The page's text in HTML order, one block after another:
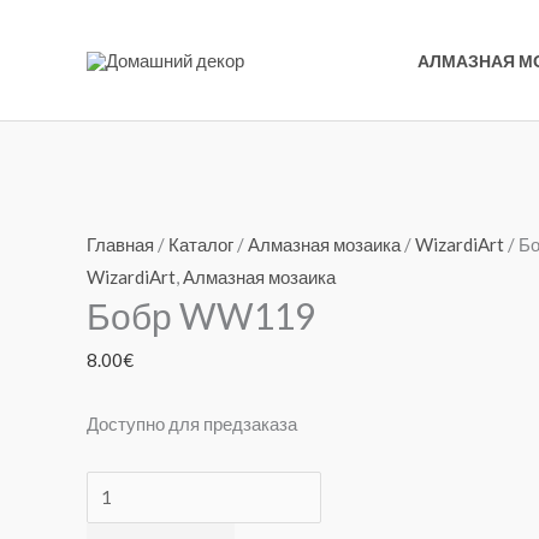
АЛМАЗНАЯ
Главная / Каталог /Алмазная мозаика /WizardiArt /
WizardiArt,Алмазная мозаика
Бобр WW119
8.00€
Доступно для предзаказа
товара
Бобр
WW119